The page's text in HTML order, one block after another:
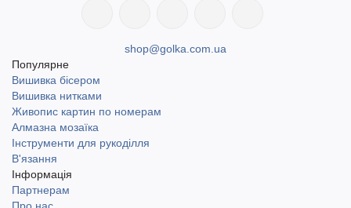
shop@golka.com.ua
Популярне
Вишивка бісером
Вишивка нитками
Живопис картин по номерам
Алмазна мозаїка
Інструменти для рукоділля
В'язання
Інформація
Партнерам